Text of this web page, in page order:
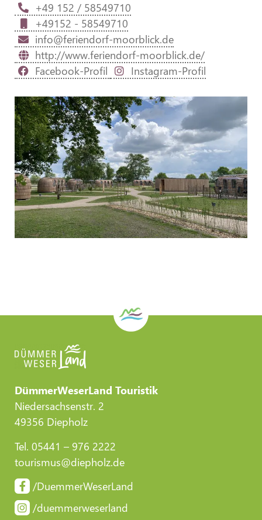
+49 152 / 58549710
+49152 - 58549710
info@feriendorf-moorblick.de
http://www.feriendorf-moorblick.de/
Facebook-Profil
Instagram-Profil
DümmerWeserLand Touristik
Niedersachsenstr. 2
49356 Diepholz
Tel. 05441 – 976 2222
tourismus@diepholz.de
/DuemmerWeserLand
/duemmerweserland